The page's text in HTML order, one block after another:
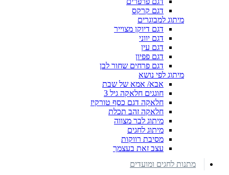
דגם קרקס
מיתוג למבוגרים
דגם דיוקן מצוייר
דגם יווני
דגם עין
דגם פפיון
דגם פרחים שחור לבן
מיתוג לפי נושא
אבא/ אמא של שבת
חוגגים חלאקה גיל 3
חלאקה דגם כסף טורקיז
חלאקה זהב תכלת
מיתוג לבר מצווה
מיתוג לחגים
מסיבת רווקות
עצב זאת בעצמך
מתנות לחגים ומועדים